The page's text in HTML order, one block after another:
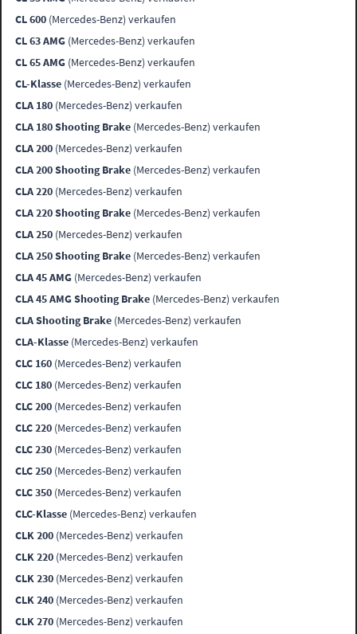
CL 600 (Mercedes-Benz) verkaufen
CL 63 AMG (Mercedes-Benz) verkaufen
CL 65 AMG (Mercedes-Benz) verkaufen
CL-Klasse (Mercedes-Benz) verkaufen
CLA 180 (Mercedes-Benz) verkaufen
CLA 180 Shooting Brake (Mercedes-Benz) verkaufen
CLA 200 (Mercedes-Benz) verkaufen
CLA 200 Shooting Brake (Mercedes-Benz) verkaufen
CLA 220 (Mercedes-Benz) verkaufen
CLA 220 Shooting Brake (Mercedes-Benz) verkaufen
CLA 250 (Mercedes-Benz) verkaufen
CLA 250 Shooting Brake (Mercedes-Benz) verkaufen
CLA 45 AMG (Mercedes-Benz) verkaufen
CLA 45 AMG Shooting Brake (Mercedes-Benz) verkaufen
CLA Shooting Brake (Mercedes-Benz) verkaufen
CLA-Klasse (Mercedes-Benz) verkaufen
CLC 160 (Mercedes-Benz) verkaufen
CLC 180 (Mercedes-Benz) verkaufen
CLC 200 (Mercedes-Benz) verkaufen
CLC 220 (Mercedes-Benz) verkaufen
CLC 230 (Mercedes-Benz) verkaufen
CLC 250 (Mercedes-Benz) verkaufen
CLC 350 (Mercedes-Benz) verkaufen
CLC-Klasse (Mercedes-Benz) verkaufen
CLK 200 (Mercedes-Benz) verkaufen
CLK 220 (Mercedes-Benz) verkaufen
CLK 230 (Mercedes-Benz) verkaufen
CLK 240 (Mercedes-Benz) verkaufen
CLK 270 (Mercedes-Benz) verkaufen